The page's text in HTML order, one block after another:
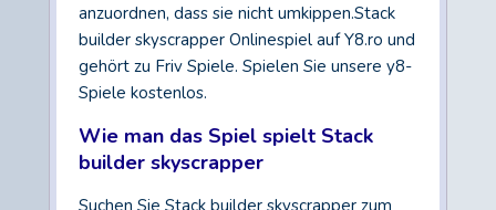
anzuordnen, dass sie nicht umkippen.Stack
builder skyscrapper Onlinespiel auf Y8.ro und
gehört zu Friv Spiele. Spielen Sie unsere y8-
Spiele kostenlos.
Wie man das Spiel spielt Stack
builder skyscrapper